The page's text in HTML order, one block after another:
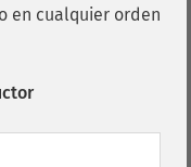
en cualquier orden